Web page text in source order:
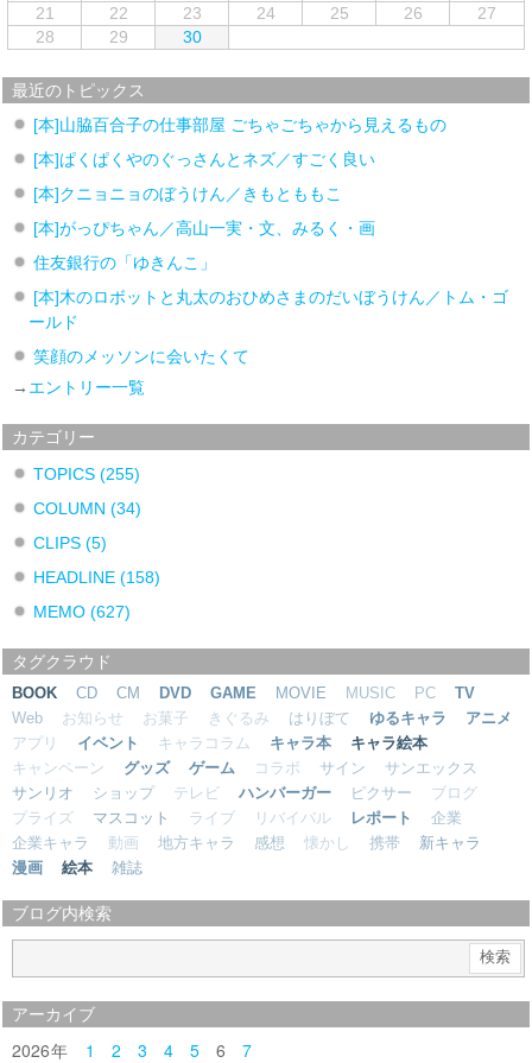
21
22 23 24 25 26
27
28
29 30
最近のトピックス
[本]山脇百合子の仕事部屋 ごちゃごちゃから見えるもの
[本]ぱくぱくやのぐっさんとネズ／すごく良い
[本]クニョニョのぼうけん／きもとももこ
[本]がっぴちゃん／高山一実・文、みるく・画
住友銀行の「ゆきんこ」
[本]木のロボットと丸太のおひめさまのだいぼうけん／トム・ゴ
ールド
笑顔のメッソンに会いたくて
→ エントリー一覧
カテゴリー
TOPICS(255)
COLUMN(34)
CLIPS(5)
HEADLINE(158)
MEMO(627)
タグクラウド
BOOK CD CM DVD GAME MOVIE MUSIC PC
TV
Web
お知らせ お菓子 きぐるみ はりぼて ゆるキャラ
アニメ
アプリ
イベント キャラコラム キャラ本
キャラ絵本
キャンペーン
グッズ ゲーム コラボ サイン
サンエックス
サンリオ
ショップ テレビ ハンバーガー ピクサー
ブログ
プライズ
マスコット ライブ リバイバル レポート
企業
企業キャラ
動画 地方キャラ 感想 懐かし 携帯
新キャラ
漫画
絵本 雑誌
ブログ内検索
アーカイブ
2026 1 2 3 4 5 6
7